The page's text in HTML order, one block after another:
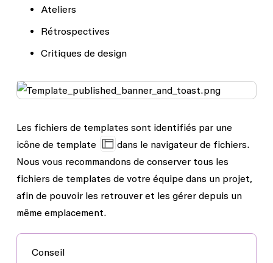
Ateliers
Rétrospectives
Critiques de design
Les fichiers de templates sont identifiés par une
icône de template
dans le navigateur de fichiers.
Nous vous recommandons de conserver tous les
fichiers de templates de votre équipe dans un projet,
afin de pouvoir les retrouver et les gérer depuis un
même emplacement.
Conseil